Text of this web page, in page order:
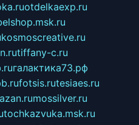
otdelkaexp.ru
kosmoscreative.ru
tiffany-c.ru
галактика73.рф
fotsis.rutesiaes.ru
mossilver.ru
tochkazvuka.msk.ru